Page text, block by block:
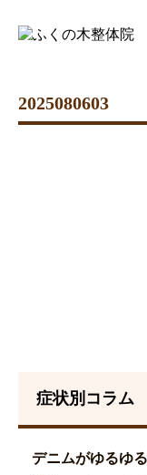
2025080603
症状別コラム
デニムがゆるゆ